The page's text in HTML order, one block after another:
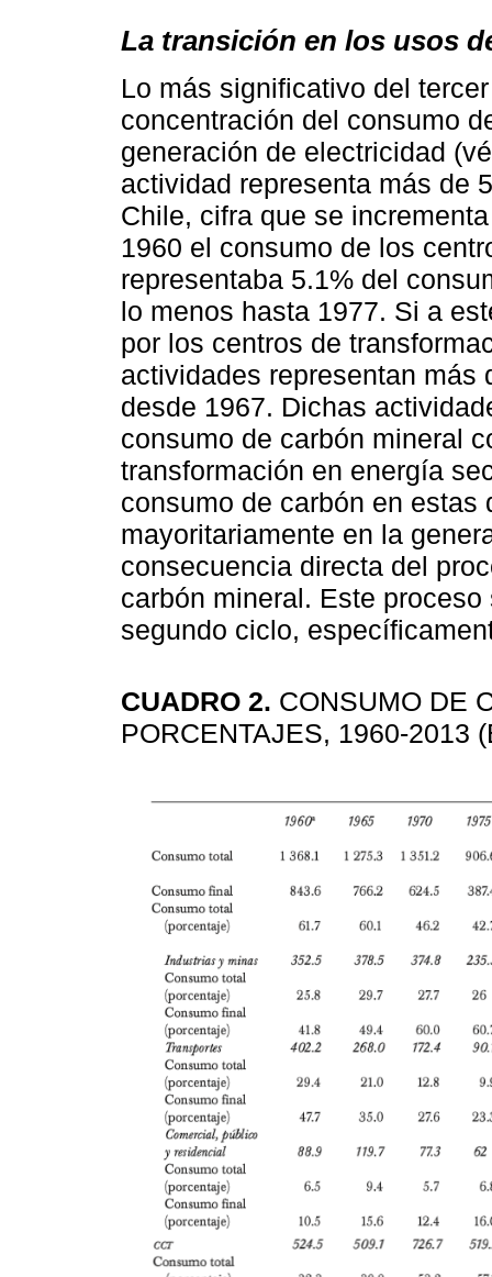
La transición en los usos
Lo más significativo del
concentración del consumo
generación de electricidad
actividad representa más de
Chile, cifra que se
1960 el consumo de los
representaba 5.1% del
lo menos hasta 1977. Si a
por los centros de
actividades representan más
desde 1967. Dichas
consumo de carbón mineral
transformación en energía
consumo de carbón en
mayoritariamente en la
consecuencia directa del
carbón mineral. Este
segundo ciclo,
CUADRO 2. CONSUMO DE
PORCENTAJES, 1960-2013